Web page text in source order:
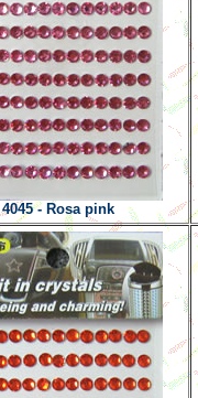
4045 - Rosa pink